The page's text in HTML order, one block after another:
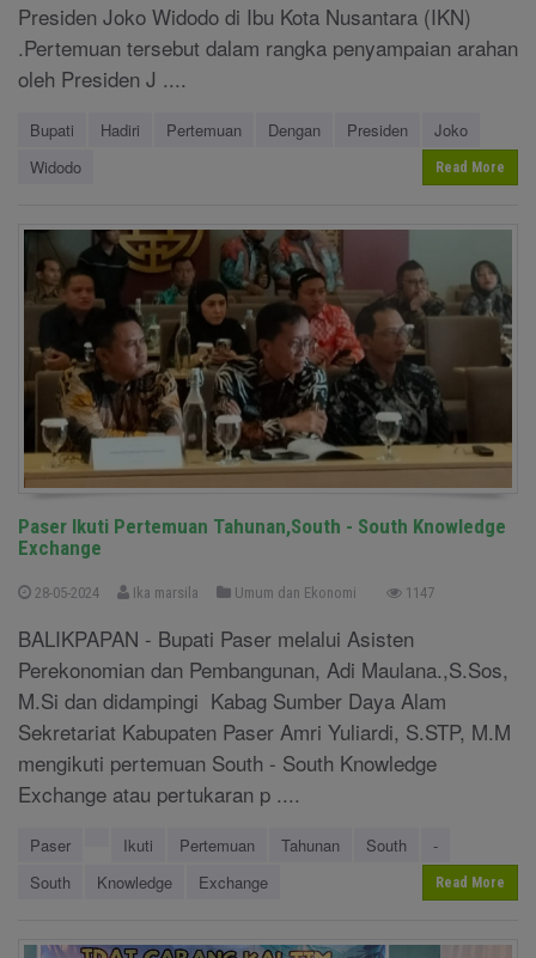
Presiden Joko Widodo di Ibu Kota Nusantara (IKN)
.Pertemuan tersebut dalam rangka penyampaian arahan
oleh Presiden J ....
Bupati Hadiri Pertemuan Dengan Presiden
Joko
Widodo
Read More
Paser Ikuti Pertemuan Tahunan,South - South Knowledge
Exchange
28-05-2024 Ika marsila Umum dan Ekonomi 1147
BALIKPAPAN - Bupati Paser melalui Asisten
Perekonomian dan Pembangunan, Adi Maulana.,S.Sos,
M.Si dan didampingi Kabag Sumber Daya Alam
Sekretariat Kabupaten Paser Amri Yuliardi, S.STP, M.M
mengikuti pertemuan South - South Knowledge
Exchange atau pertukaran p ....
Paser Ikuti Pertemuan Tahunan South
-
South
Knowledge Exchange Read More